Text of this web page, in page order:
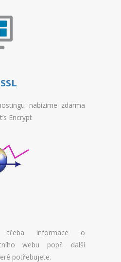
VIRTUALBOX
VIRTUALBOX
SSD VPS
VIRTUALBOX
SSD VIRTUALBOX
BLADESERVER
BLADESERVER
MICROSERVER
DOMAINS
OF DOMAIN
nabízime zdarma
Encrypt
třeba informace o
webu popř. další
potřebujete.